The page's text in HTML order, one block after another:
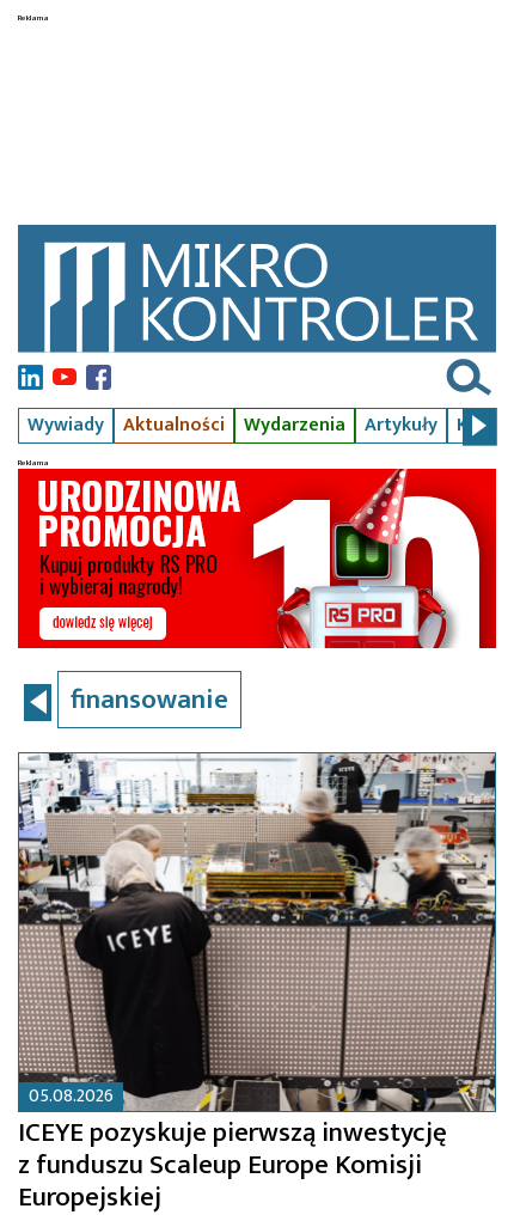
Wywiady Aktualności Wydarzenia Artykuły Kursy
finansowanie
05.08.2026
ICEYE pozyskuje pierwszą inwestycję
z funduszu Scaleup Europe Komisji
Europejskiej